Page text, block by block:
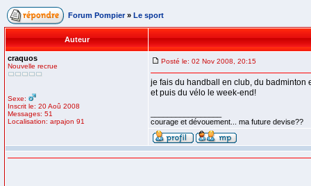
Forum Pompier » Le sport
Auteur
craquos
Nouvelle recrue
Sexe:
Inscrit le: 20 Aoû 2008
Messages: 51
Localisation: arpajon 91
Posté le: 02 Nov 2008, 20:15
je fais du handball en club, du badminton
et puis du vélo le week-end!
courage et dévouement... ma future devise??